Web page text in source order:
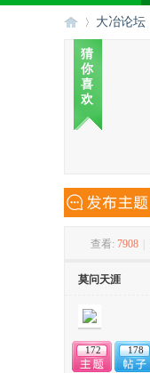
»
大冶论坛
猜
你
喜
欢
查看: 7908
莫问天涯
172 178